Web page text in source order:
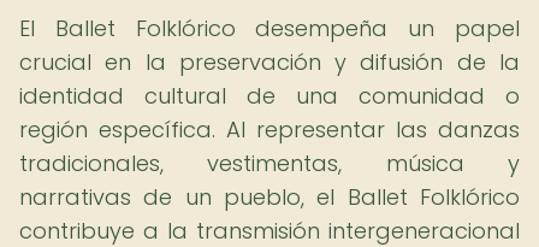
El Ballet Folklórico desempeña un papel
crucial en la preservación y difusión de la
identidad cultural de una comunidad o
región específica. Al representar las danzas
tradicionales, vestimentas, música y
narrativas de un pueblo, el Ballet Folklórico
contribuye a la transmisión intergeneracional